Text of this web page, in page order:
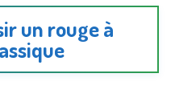
un rouge à